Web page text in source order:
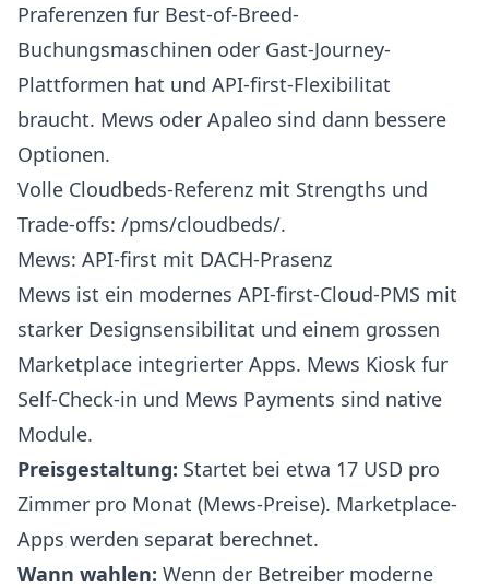
Praferenzen fur Best-of-Breed-
Buchungsmaschinen oder Gast-Journey-
Plattformen hat und API-first-Flexibilitat
braucht. Mews oder Apaleo sind dann bessere
Optionen.
Volle Cloudbeds-Referenz mit Strengths und
Trade-offs: /pms/cloudbeds/.
Mews: API-first mit DACH-Prasenz
Mews ist ein modernes API-first-Cloud-PMS mit
starker Designsensibilitat und einem grossen
Marketplace integrierter Apps. Mews Kiosk fur
Self-Check-in und Mews Payments sind native
Module.
Preisgestaltung: Startet bei etwa 17 USD pro
Zimmer pro Monat (Mews-Preise). Marketplace-
Apps werden separat berechnet.
Wann wahlen: Wenn der Betreiber moderne